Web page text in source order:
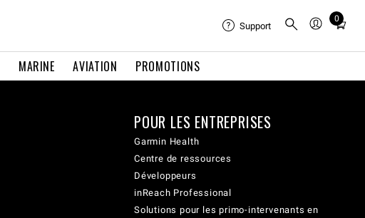
MARINE AVIATION PROMOTIONS
Support
0
Total
cart:
POUR LES ENTREPRISES
Garmin Health
Centre de ressources
Développeurs
inReach Professional
Solutions pour les primo-intervenants en